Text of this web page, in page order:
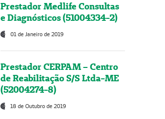
Prestador Medlife Consultas
e Diagnósticos (51004334-2)
01 de Janeiro de 2019
Prestador CERPAM – Centro
de Reabilitação S/S Ltda-ME
(52004274-8)
18 de Outubro de 2019